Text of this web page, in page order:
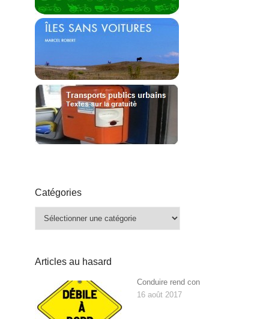
Catégories
Articles au hasard
Conduire rend con
16 août 2017